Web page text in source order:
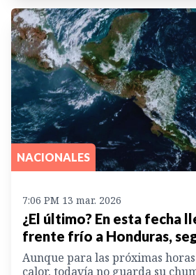
NACIONALES
7:06 PM 13 mar. 2026
¿El último? En esta fecha
frente frío a Honduras,
Aunque para las próximas
calor, todavía no guarda su